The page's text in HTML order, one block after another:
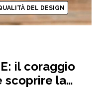
DEL DESIGN
il coraggio
scoprire la